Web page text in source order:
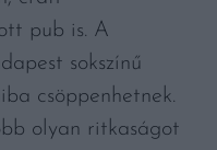
pub is. A
sokszínű
csöppenhetnek.
olyan ritkaságot